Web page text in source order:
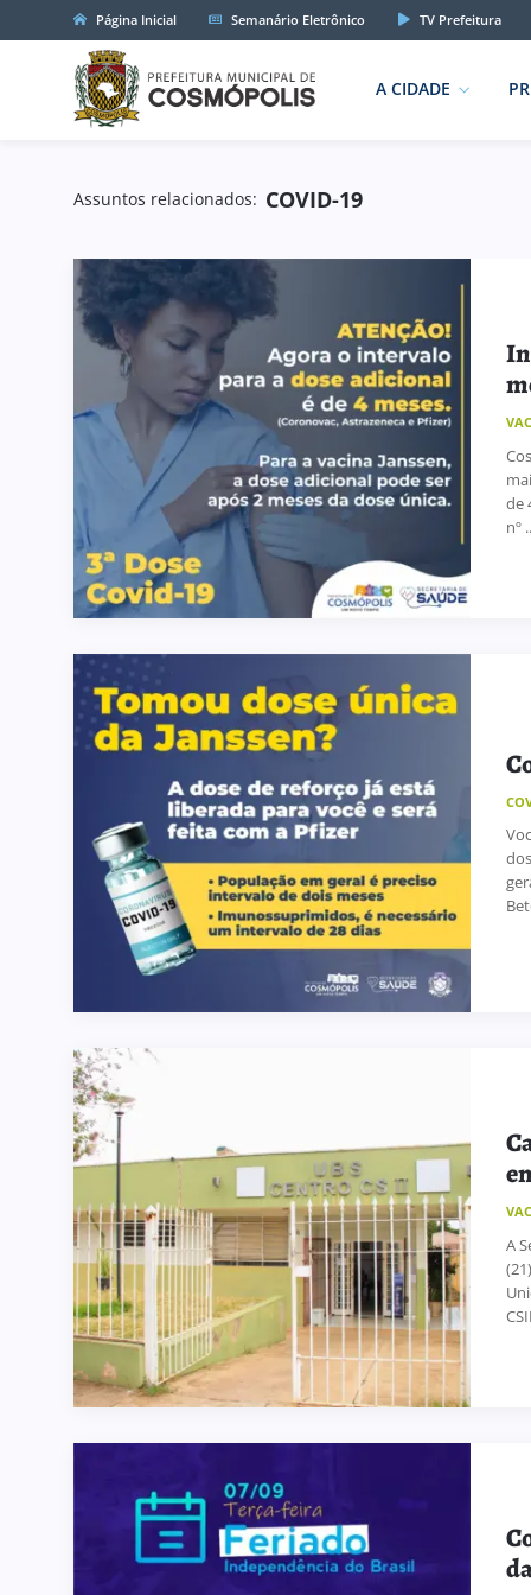
Página Inicial Semanário Eletrônico TV Prefeitura
A CIDADE
Assuntos relacionados: COVID-19
de
nº
A